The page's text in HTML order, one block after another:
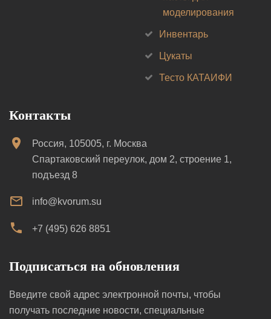
моделирования
Инвентарь
Цукаты
Тесто КАТАИФИ
Контакты
Россия, 105005, г. Москва
Спартаковский переулок, дом 2, строение 1,
подъезд 8
info@kvorum.su
+7 (495) 626 8851
Подписаться на обновления
Введите свой адрес электронной почты, чтобы
получать последние новости, специальные